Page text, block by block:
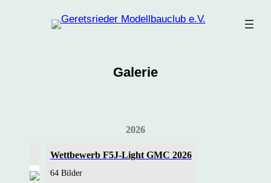
Galerie
2026
Wettbewerb F5J-Light GMC 2026
64 Bilder